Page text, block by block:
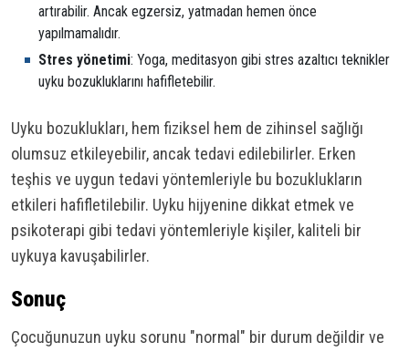
artırabilir. Ancak egzersiz, yatmadan hemen önce
yapılmamalıdır.
Stres yönetimi: Yoga, meditasyon gibi stres azaltıcı teknikler
uyku bozukluklarını hafifletebilir.
Uyku bozuklukları, hem fiziksel hem de zihinsel sağlığı
olumsuz etkileyebilir, ancak tedavi edilebilirler. Erken
teşhis ve uygun tedavi yöntemleriyle bu bozuklukların
etkileri hafifletilebilir. Uyku hijyenine dikkat etmek ve
psikoterapi gibi tedavi yöntemleriyle kişiler, kaliteli bir
uykuya kavuşabilirler.
Sonuç
Çocuğunuzun uyku sorunu "normal" bir durum değildir ve